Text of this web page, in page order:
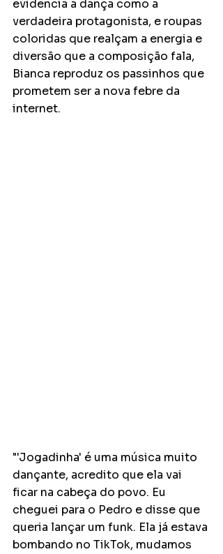
evidencia a dança como a
verdadeira protagonista, e roupas
coloridas que realçam a energia e
diversão que a composição fala,
Bianca reproduz os passinhos que
prometem ser a nova febre da
internet.
"'Jogadinha' é uma música muito
dançante, acredito que ela vai
ficar na cabeça do povo. Eu
cheguei para o Pedro e disse que
queria lançar um funk. Ela já estava
bombando no TikTok, mudamos